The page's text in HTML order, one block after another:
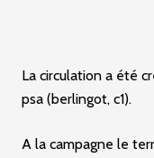
La circulation a été
psa (berlingot, c1).
A la campagne le